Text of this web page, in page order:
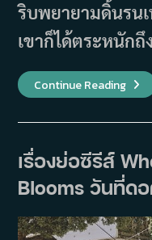
ริบพยายามดิ้นรน
เขาก็ได้ตระหนัก
Continue Readingเรื่อง
ย่อ
รีส์
Devil
Calls
เรื่องย่อซีรีส์
Blooms วันที่ดอ